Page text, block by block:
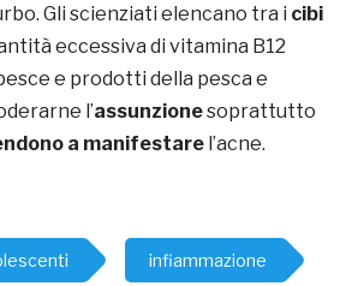
Gli scienziati elencano tra i cibi
eccessiva di vitamina B12
e prodotti della pesca e
l’assunzionesoprattutto
a manifestarel’acne.
infiammazione